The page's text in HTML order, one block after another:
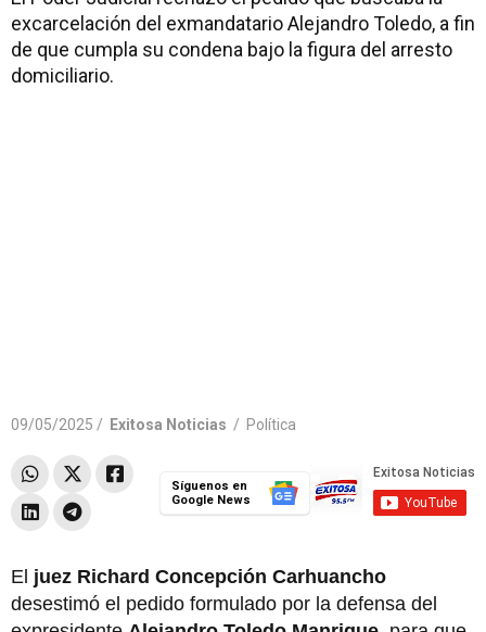
excarcelación del exmandatario Alejandro Toledo, a fin
de que cumpla su condena bajo la figura del arresto
domiciliario.
09/05/2025 / Exitosa Noticias / Política
Síguenos en
Google News
El juez Richard Concepción Carhuancho
desestimó el pedido formulado por la defensa del